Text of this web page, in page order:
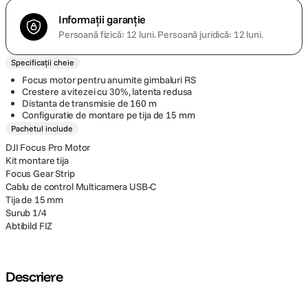
Informații garanție
Persoană fizică: 12 luni.Persoană juridică: 12 luni.
Specificații cheie
Focus motor pentru anumite gimbaluri RS
Crestere a vitezei cu 30%, latenta redusa
Distanta de transmisie de 160 m
Configuratie de montare pe tija de 15 mm
Pachetul include
DJI Focus Pro Motor
Kit montare tija
Focus Gear Strip
Cablu de control Multicamera USB-C
Tija de 15 mm
Surub 1/4
Abtibild FIZ
Descriere